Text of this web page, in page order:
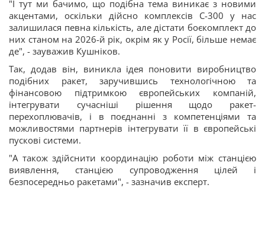
"І тут ми бачимо, що подібна тема виникає з новими
акцентами, оскільки дійсно комплексів С-300 у нас
залишилася певна кількість, але дістати боєкомплект до
них станом на 2026-й рік, окрім як у Росії, більше немає
де", - зауважив Кушніков.
Так, додав він, виникла ідея поновити виробництво
подібних ракет, заручившись технологічною та
фінансовою підтримкою європейських компаній,
інтегрувати сучасніші рішення щодо ракет-
перехоплювачів, і в поєднанні з компетенціями та
можливостями партнерів інтегрувати її в європейські
пускові системи.
"А також здійснити координацію роботи між станцією
виявлення, станцією супроводження цілей і
безпосередньо ракетами", - зазначив експерт.